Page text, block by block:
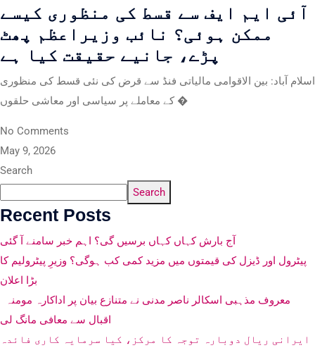
آئی ایم ایف سے قسط کی منظوری کیسے
ممکن ہوئی؟ نائب وزیراعظم پھٹ
پڑے، جانیے حقیقت کیا ہے
اسلام آباد: بین الاقوامی مالیاتی فنڈ سے قرض کی نئی قسط کی منظوری
کے معاملے پر سیاسی اور معاشی حلقوں �
No Comments
May 9, 2026
Search
Search
Recent Posts
آج بارش کہاں کہاں برسیں گی؟ اہم خبر سامنے آ گئی
پیٹرول اور ڈیزل کی قیمتوں میں مزید کمی کب ہوگی؟ وزیرِ پیٹرولیم کا
بڑا اعلان
اقبال سے معافی مانگ لی
ایرانی ریال دوبارہ توجہ کا مرکز، کیا سرمایہ کاری فائدہ